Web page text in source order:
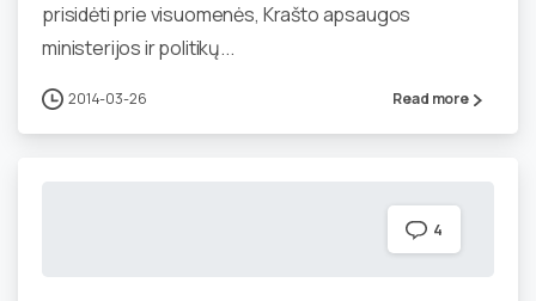
prisidėti prie visuomenės, Krašto apsaugos
ministerijos ir politikų...
2014-03-26 Read more
4